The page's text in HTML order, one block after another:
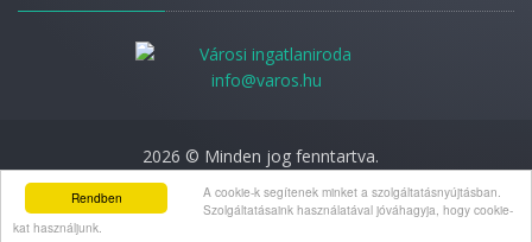
Rendben
A cookie-k segítenek minket a szolgáltatásnyújtásban.
Szolgáltatásaink használatával jóváhagyja, hogy cookie-
kat használjunk.
info@varos.hu
2026 © Minden jog fenntartva.
Adatkezelési nyilatkozat